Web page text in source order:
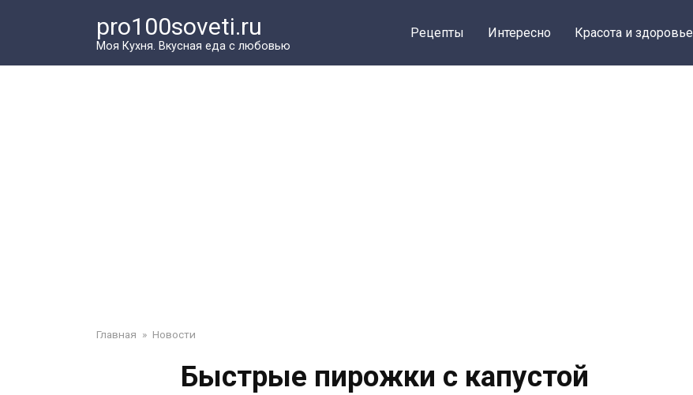
pro100soveti.ru
Моя Кухня. Bкусная еда с любовью
Рецепты Интересно Красота и здоровье
Главная » Новости
Быстрые пирожки с капустой